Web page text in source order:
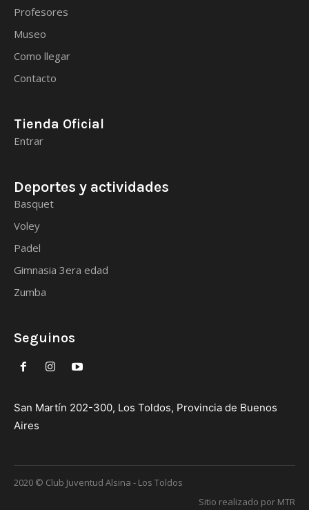
Profesores
Museo
Como llegar
Contacto
Tienda Oficial
Entrar
Deportes y actividades
Basquet
Voley
Padel
Gimnasia 3era edad
Zumba
Seguinos
San Martín 202-300, Los Toldos, Provincia de Buenos
Aires
2020 © Club Juventud Alsina - Los Toldos
Sitio realizado por MTR